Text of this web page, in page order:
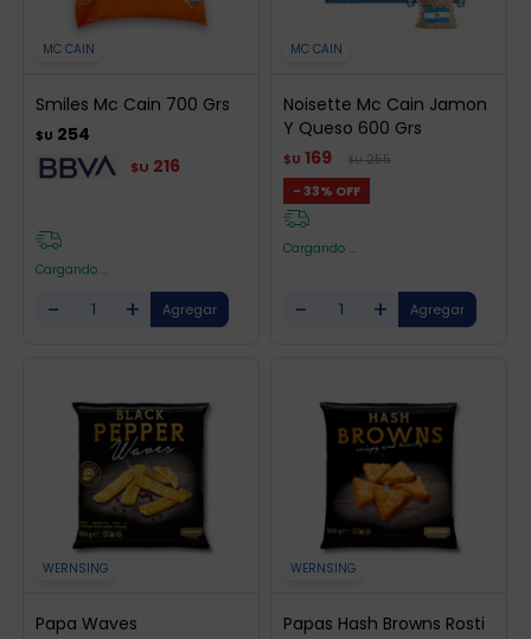
MC CAIN
Smiles Mc Cain 700 Grs
$U 254
$U 216
Cargando ...
- +
MC CAIN
Noisette Mc Cain Jamon
Y Queso 600 Grs
$U 169 $U 255
33
Cargando ...
- +
WERNSING
Papa Waves
WERNSING
Papas Hash Browns Rosti